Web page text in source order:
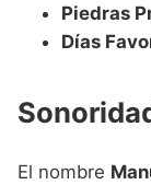
Piedras
Días
El nombre